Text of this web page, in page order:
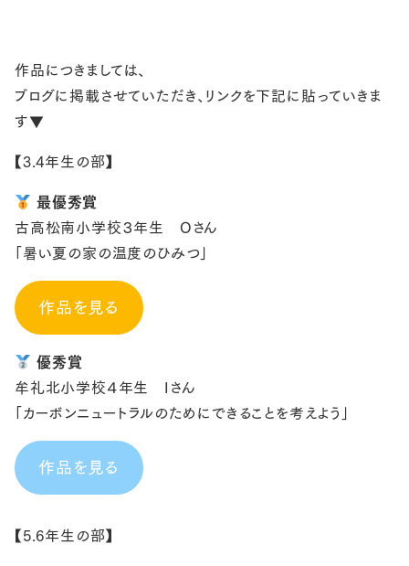
作品につきましては、
ブログに掲載させていただき、リンクを下記に貼っていきま
す▼
【3.4年生の部】
最優秀賞
古高松南小学校３年生 Oさん
「暑い夏の家の温度のひみつ」
作品を見る
優秀賞
牟礼北小学校４年生 Iさん
「カーボンニュートラルのためにできることを考えよう」
作品を見る
【5.6年生の部】